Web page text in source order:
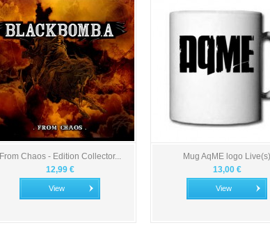
From Chaos - Edition Collector...
12,99 €
View
Mug AqME logo Live(s)
13,00 €
View